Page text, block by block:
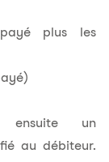
plus les
ensuite un
au débiteur.